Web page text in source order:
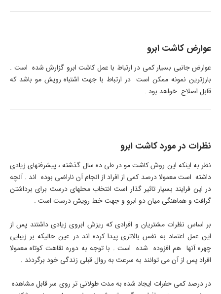
عوارض کاشت ابرو
عوارض جانبی بسیار کمی در ارتباط با عمل کاشت ابرو گزارش شده است .
بارزترین نمونه ممکن است در ارتباط با جهت اشتباه رویش مو باشد که
قابل اصلاح خواهد بود .
نظرات در مورد کاشت ابرو
نظر به اینکه این روش کاشت مو در طی ده سال گذشته ، پیشرفتهای زیادی
داشته است معمولا درصد کمی از افراد از انجام آن ناراضی بوده اند . آنچه
در این فرایند بسیار تاثیر گذار است انتخاب محلهای درست برای برداشتن
گرافت و هماهنگی میان دو ابرو و جهت خط رویش درست است .
بر اساس نظرات مشتریان و افرادی که ریزش ابروی زیادی داشتند پس از
این عمل اعتماد به نفس بالاتری پیدا کرده اند در عین حالیکه بر زیبایی
چهره آنها هم افزوده شده است . با توجه به دوره نقاهت کوتاه معمولا
افراد پس از آن می توانند به سرعت به روال قبلی زندگی خود برگردند .
در درصد کمی حفرات ایجاد شده به مدت طولانی تر روی سر قابل مشاهده